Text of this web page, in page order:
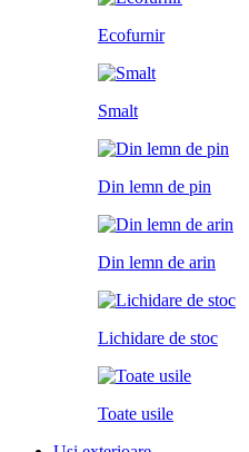
Ecofurnir
Smalt
Din lemn de pin
Din lemn de arin
Lichidare de stoc
Toate usile